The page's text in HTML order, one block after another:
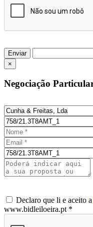
Enviar
×
Negociação
Declaro que li e aceito a
www.bidleiloeira.pt *